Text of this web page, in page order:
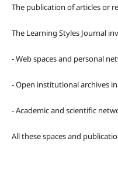
The publication of articles or
The Learning Styles Journal
- Web spaces and personal
- Open institutional archives
- Academic and scientific
All these spaces and